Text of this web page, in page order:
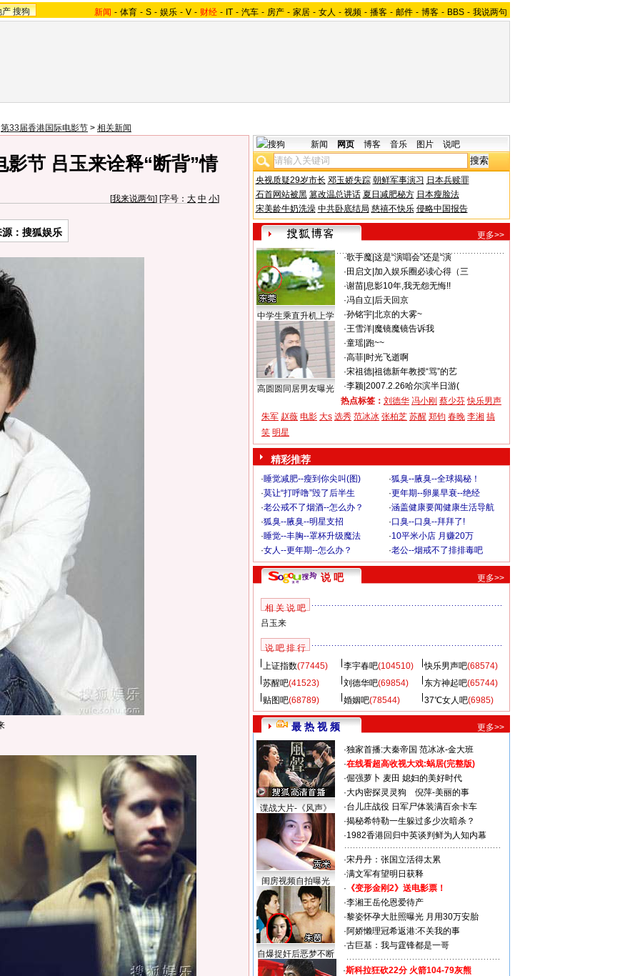
产 搜狗 新闻 - 体育 - S - 娱乐 - V - 财经 - IT - 汽车 - 房产 - 家居 - 女人 - 视频 - 播客 - 邮件 - 博客 - BBS - 我说两句
第33届香港国际电影节 > 相关新闻
节 吕玉来诠释“断背”情
[我来说两句] [字号： 大 中 小]
源：搜狐娱乐
新闻 网页 博客 音乐 图片 说吧
央视质疑29岁市长 邓玉娇失踪 朝鲜军事演习 日本兵赎罪
石首网站被黑 篡改温总讲话 夏日减肥秘方 日本瘦脸法
宋美龄牛奶洗澡 中共卧底结局 慈禧不快乐 侵略中国报告
更多>>
中学生乘直升机上学
高圆圆同居男友曝光
·歌手魔| 这是“演唱会”还是“演
· 田启文 加入娱乐圈必读心得（三
·谢苗| 息影10年,我无怨无悔!!
·冯自立 后天回京
·孙铭宇| 北京的大雾~
·王雪洋| 魔镜魔镜告诉我
·童瑶| 跑~~
·高菲| 时光飞逝啊
·宋祖德| 祖德新年教授“骂”的艺
·李颖| 2007.2.26哈尔滨半日游(
热点标签： 刘德华 冯小刚 蔡少芬 快乐男声
朱军 赵薇 电影 大s 选秀 范冰冰 张柏芝 苏醒 郑钧 春晚 李湘 搞
笑 明星
精彩推荐
·睡觉减肥--瘦到你尖叫(图) ·狐臭--腋臭--全球揭秘！
·莫让“打呼噜”毁了后半生 ·更年期--卵巢早衰--绝经
·老公戒不了烟酒--怎么办？ ·涵盖健康要闻健康生活导航
·狐臭--腋臭--明星支招 ·口臭--口臭--拜拜了!
·睡觉--丰胸--罩杯升级魔法 ·10平米小店 月赚20万
·女人--更年期--怎么办？ ·老公--烟戒不了排排毒吧
说 吧 更多>>
相 关 说 吧
吕玉来
说 吧 排 行
上证指数(77445) 李宇春吧(104510) 快乐男声吧(68574)
苏醒吧(41523) 刘德华吧(69854) 东方神起吧(65744)
贴图吧(68789) 婚姻吧(78544) 37℃女人吧(6985)
最 热 视 频 更多>>
谍战大片-《风声》
闺房视频自拍曝光
自爆捉奸后恶梦不断
·独家首播:大秦帝国 范冰冰-金大班
·在线看超高收视大戏:蜗居(完整版)
·倔强萝卜 麦田 媳妇的美好时代
·大内密探灵灵狗
倪萍-美丽的事
·台儿庄战役 日军尸体装满百余卡车
·揭秘希特勒一生躲过多少次暗杀？
·1982香港回归中英谈判鲜为人知内幕
·宋丹丹：张国立活得太累
·满文军有望明日获释
· 《变形金刚2》送电影票！
·李湘王岳伦恩爱待产
·黎姿怀孕大肚照曝光 月用30万安胎
·阿娇懒理冠希返港:不关我的事
·古巨基：我与霆锋都是一哥
·斯科拉狂砍22分 火箭104-79灰熊